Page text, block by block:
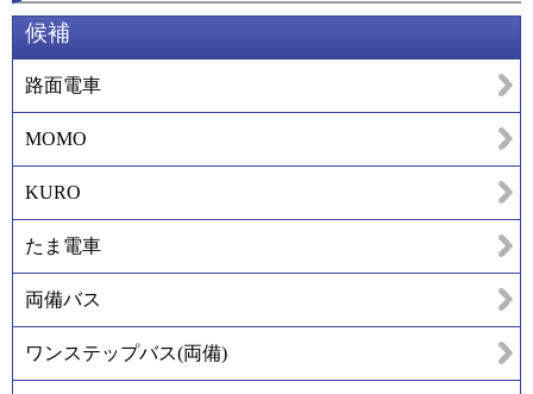
候補
路面電車
MOMO
KURO
たま電車
両備バス
ワンステップバス(両備)